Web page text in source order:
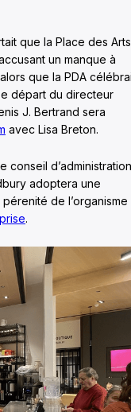
que la Place des Arts
accusant un manque à
que la PDA
départ du directeur
J. Bertrand sera
avec Lisa Breton.
conseil d’administration
adoptera une
de l’organisme
.